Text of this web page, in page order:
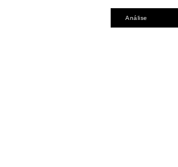
Análise